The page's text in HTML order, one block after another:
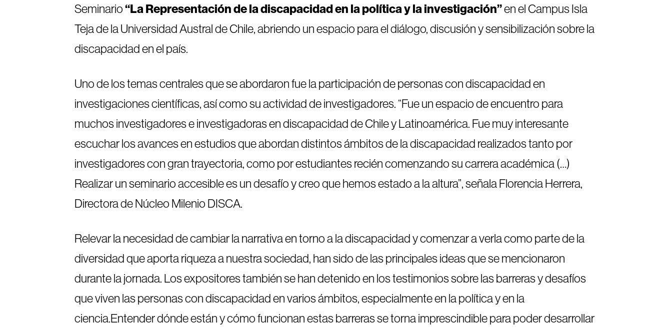
Seminario“La Representación de la discapacidad en la política y la investigación”en el Campus Isla
Teja de la Universidad Austral de Chile, abriendo un espacio para el diálogo, discusión y sensibilización sobre la
discapacidad en el país.
Uno de los temas centrales que se abordaron fue la participación de personas con discapacidad en
investigaciones científicas, así como su actividad de investigadores. “Fue un espacio de encuentro para
muchos investigadores e investigadoras en discapacidad de Chile y Latinoamérica. Fue muy interesante
escuchar los avances en estudios que abordan distintos ámbitos de la discapacidad realizados tanto por
investigadores con gran trayectoria, como por estudiantes recién comenzando su carrera académica (…)
Realizar un seminario accesible es un desafío y creo que hemos estado a la altura”, señala Florencia Herrera,
Directora de Núcleo Milenio DISCA.
Relevar la necesidad de cambiar la narrativa en torno a la discapacidad y comenzar a verla como parte de la
diversidad que aporta riqueza a nuestra sociedad, han sido de las principales ideas que se mencionaron
durante la jornada. Los expositores también se han detenido en los testimonios sobre las barreras y desafíos
que viven las personas con discapacidad en varios ámbitos, especialmente en la política y en la
ciencia.Entender dónde están y cómo funcionan estas barreras se torna imprescindible para poder desarrollar